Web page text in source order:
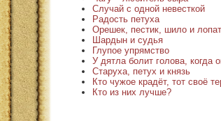
Случай с одной невесткой
Радость петуха
Орешек, пестик, шило и
Шардын и судья
Глупое упрямство
У дятла болит голова, когда
Старуха, петух и князь
Кто чужое крадёт, тот своё
Кто из них лучше?